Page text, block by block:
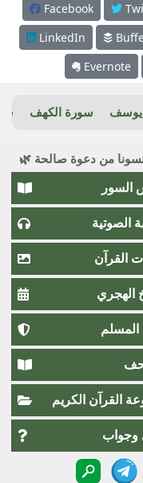
Facebook
LinkedIn
Evernote
يوسف سورة الكهف
من دعوة صالحة 🌿
السور
الصوتية
القرآن
الهجري
القرآن الكريم
وجواب